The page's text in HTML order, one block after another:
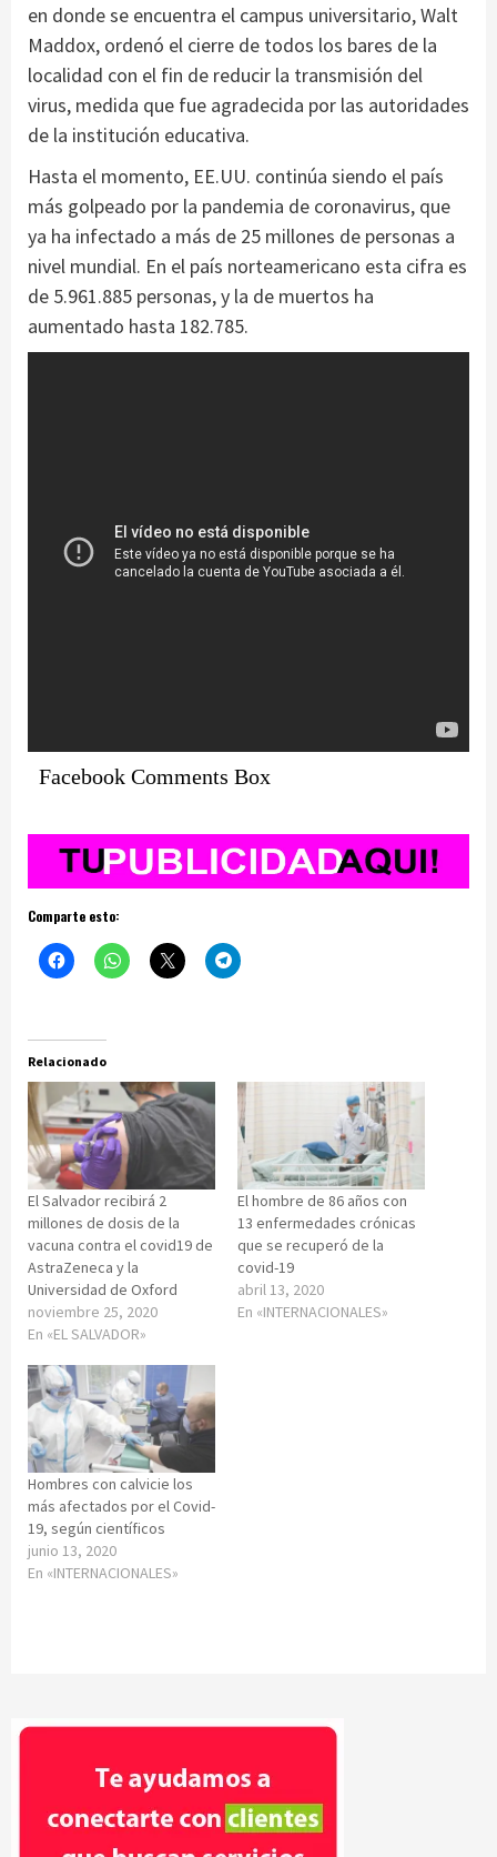
en donde se encuentra el campus universitario, Walt
Maddox, ordenó el cierre de todos los bares de la
localidad con el fin de reducir la transmisión del
virus, medida que fue agradecida por las autoridades
de la institución educativa.
Hasta el momento, EE.UU. continúa siendo el país
más golpeado por la pandemia de coronavirus, que
ya ha infectado a más de 25 millones de personas a
nivel mundial. En el país norteamericano esta cifra es
de 5.961.885 personas, y la de muertos ha
aumentado hasta 182.785.
Facebook Comments Box
Comparte esto:
Relacionado
El Salvador recibirá 2
millones de dosis de la
vacuna contra el covid19 de
AstraZeneca y la
Universidad de Oxford
noviembre 25, 2020
En «EL SALVADOR»
El hombre de 86 años con
13 enfermedades crónicas
que se recuperó de la
covid-19
abril 13, 2020
En «INTERNACIONALES»
Hombres con calvicie los
más afectados por el Covid-
19, según científicos
junio 13, 2020
En «INTERNACIONALES»